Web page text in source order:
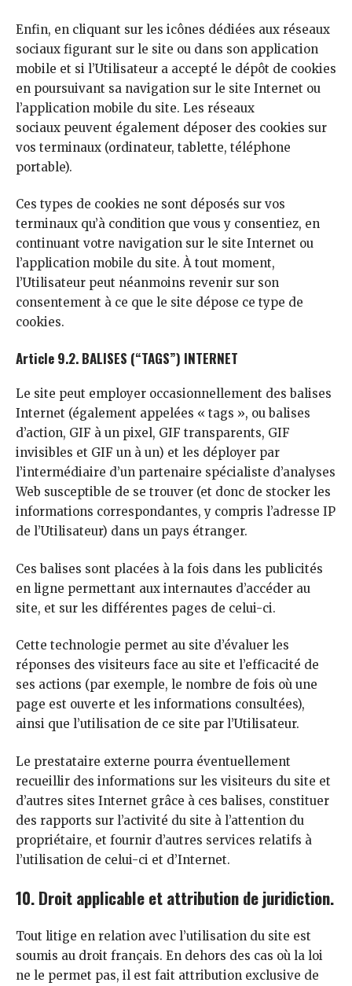
Enfin, en cliquant sur les icônes dédiées aux réseaux
sociaux figurant sur le site ou dans son application
mobile et si l’Utilisateur a accepté le dépôt de cookies
en poursuivant sa navigation sur le site Internet ou
l’application mobile du site. Les réseaux
sociaux peuvent également déposer des cookies sur
vos terminaux (ordinateur, tablette, téléphone
portable).
Ces types de cookies ne sont déposés sur vos
terminaux qu’à condition que vous y consentiez, en
continuant votre navigation sur le site Internet ou
l’application mobile du site. À tout moment,
l’Utilisateur peut néanmoins revenir sur son
consentement à ce que le site dépose ce type de
cookies.
Article 9.2. BALISES (“TAGS”) INTERNET
Le site peut employer occasionnellement des balises
Internet (également appelées « tags », ou balises
d’action, GIF à un pixel, GIF transparents, GIF
invisibles et GIF un à un) et les déployer par
l’intermédiaire d’un partenaire spécialiste d’analyses
Web susceptible de se trouver (et donc de stocker les
informations correspondantes, y compris l’adresse IP
de l’Utilisateur) dans un pays étranger.
Ces balises sont placées à la fois dans les publicités
en ligne permettant aux internautes d’accéder au
site, et sur les différentes pages de celui-ci.
Cette technologie permet au site d’évaluer les
réponses des visiteurs face au site et l’efficacité de
ses actions (par exemple, le nombre de fois où une
page est ouverte et les informations consultées),
ainsi que l’utilisation de ce site par l’Utilisateur.
Le prestataire externe pourra éventuellement
recueillir des informations sur les visiteurs du site et
d’autres sites Internet grâce à ces balises, constituer
des rapports sur l’activité du site à l’attention du
propriétaire, et fournir d’autres services relatifs à
l’utilisation de celui-ci et d’Internet.
10. Droit applicable et attribution de juridiction.
Tout litige en relation avec l’utilisation du site est
soumis au droit français. En dehors des cas où la loi
ne le permet pas, il est fait attribution exclusive de